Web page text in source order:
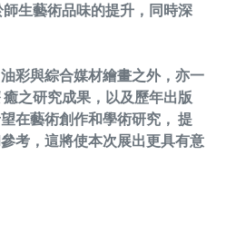
生藝術品味的提升，同時深
彩與綜合媒材繪畫之外，亦一
之研究成果，以及歷年出版
在藝術創作和學術研究， 提
考，這將使本次展出更具有意